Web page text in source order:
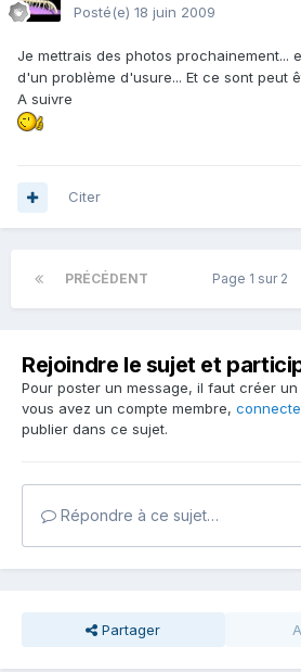
Posté(e) 18 juin 2009
Je mettrais des photos prochainement...
d'un problème d'usure... Et ce sont peut
A suivre
Citer
PRÉCÉDENT Page 1 sur 2
Rejoindre le sujet et
Pour poster un message, il faut créer un
vous avez un compte membre,
publier dans ce sujet.
Répondre à ce sujet…
Partager